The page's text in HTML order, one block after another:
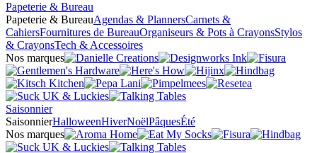
Papeterie & Bureau
Papeterie & BureauAgendas & PlannersCarnets &
CahiersFournitures de BureauOrganiseurs & Pots à CrayonsStylos
& CrayonsTech & Accessoires
Nos marques
Saisonnier
SaisonnierHalloweenHiverNoëlPâquesÉté
Nos marques